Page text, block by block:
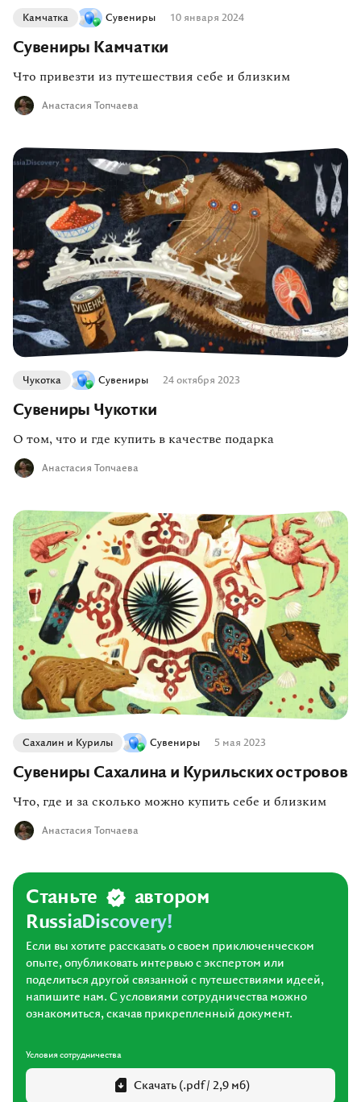
Сувениры
Камчатка 10 января 2024
Сувениры Камчатки
Что привезти из путешествия себе и близким
Анастасия Топчаева
Сувениры
Чукотка 24 октября 2023
Сувениры Чукотки
О том, что и где купить в качестве подарка
Анастасия Топчаева
Сувениры
Сахалин и Курилы 5 мая 2023
Сувениры Сахалина и Курильских островов
Что, где и за сколько можно купить себе и близким
Анастасия Топчаева
Станьте
автором
RussiaDiscovery!
Если вы хотите рассказать о своем приключенческом
опыте, опубликовать интервью с экспертом или
поделиться другой связанной с путешествиями идеей,
напишите нам. С условиями сотрудничества можно
ознакомиться, скачав прикрепленный документ.
Условия сотрудничества
Скачать (.pdf / 2,9 мб)